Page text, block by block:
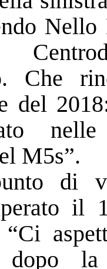
Nello
Che
del
nelle
M5s”.
di
il
“Ci
dopo